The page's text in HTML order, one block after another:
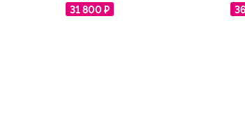
31 800 ₽